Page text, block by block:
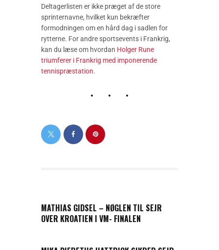
Deltagerlisten er ikke præget af de store
sprinternavne, hvilket kun bekræfter
formodningen om en hård dag i sadlen for
rytterne. For andre sportsevents i Frankrig,
kan du læse om hvordan Holger Rune
triumferer i Frankrig med imponerende
tennispræstation.
MATHIAS GIDSEL – NØGLEN TIL SEJR
OVER KROATIEN I VM- FINALEN